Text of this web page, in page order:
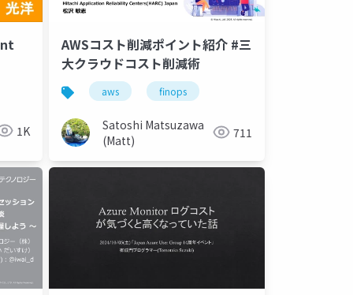
1K
AWSコスト削減ポイント紹介 #三
大クラウドコスト削減術
aws finops
Satoshi Matsuzawa
(Matt)
711